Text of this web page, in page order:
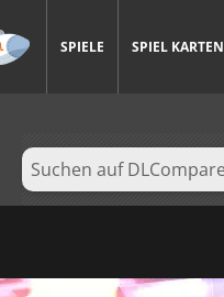
SPIELE SPIEL KARTEN